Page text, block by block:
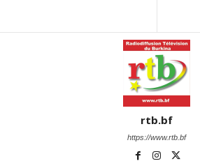
rtb.bf
https://www.rtb.bf